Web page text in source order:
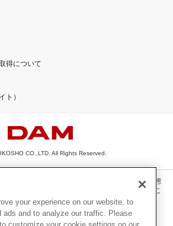
得について
ト）
CO.,LTD. All Rights Reserved.
切の文章・画像・写真・動画・音声等を、手段や形態
囲を超えて無断で複製、転載、ファイル化などするこ
よりご利用いただけない場合があります。
your experience on our website, to
ads and to analyze our traffic. Please